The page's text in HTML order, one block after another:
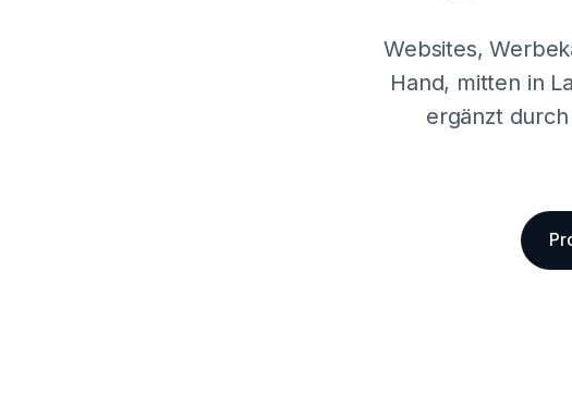
Websites,
Hand, mitten in
ergänzt